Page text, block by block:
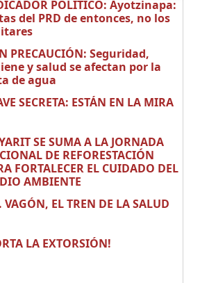
POLITICO: Ayotzinapa:
del PRD de entonces, no los
PRECAUCIÓN: Seguridad,
y salud se afectan por la
de agua
SECRETA: ESTÁN EN LA MIRA
SE SUMA A LA JORNADA
DE REFORESTACIÓN
FORTALECER EL CUIDADO DEL
AMBIENTE
VAGÓN, EL TREN DE LA SALUD
LA EXTORSIÓN!